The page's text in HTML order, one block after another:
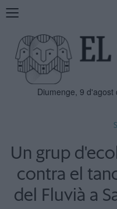
Mostra
navegació
Diumenge, 9 d'agost
Un grup
contra el
del Fluvià a